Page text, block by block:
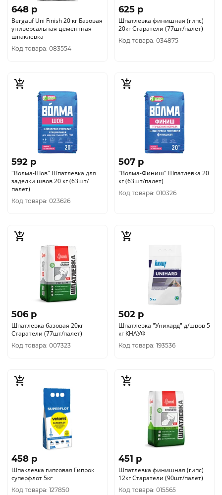
648 p
Bergauf Uni Finish 20 кг Базовая
универсальная цементная
шпаклевка
Код товара: 083554
625 p
Шпатлевка финишная (гипс)
20кг Старатели (77шт/палет)
Код товара: 034875
592 p
"Волма-Шов" Шпатлевка для
заделки швов 20 кг (63шт/
палет)
Код товара: 023626
507 p
"Волма-Финиш" Шпатлевка 20
кг (63шт/палет)
Код товара: 010326
506 p
Шпатлевка базовая 20кг
Старатели (77шт/палет)
Код товара: 007323
502 p
Шпатлевка "Унихард" д/швов 5
кг КНАУФ
Код товара: 193536
458 p
Шпаклевка гипсовая Гипрок
суперфлот 5кг
Код товара: 127850
451 p
Шпатлевка финишная (гипс)
12кг Старатели (90шт/палет)
Код товара: 015565